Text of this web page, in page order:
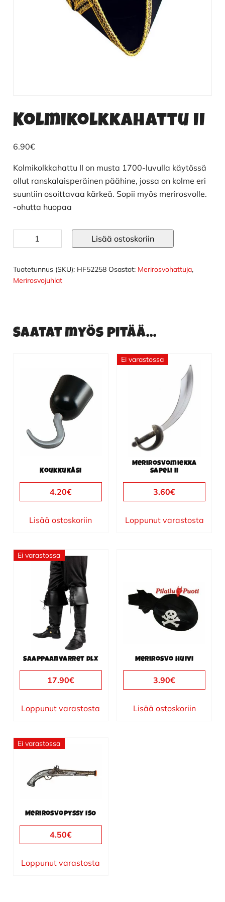
Kolmikolkkahattu II
6.90€
Kolmikolkkahattu II on musta 1700-luvulla käytössä
ollut ranskalaisperäinen päähine, jossa on kolme eri
suuntiin osoittavaa kärkeä. Sopii myös merirosvolle.
-ohutta huopaa
Kolmikolkkahattu
II
Lisää ostoskoriin
Tuotetunnus (SKU): HF52258 Osastot: Merirosvohattuja,
Merirosvojuhlat
Saatat myös pitää...
Koukkukäsi
4.20€
Lisää ostoskoriin
Ei varastossa
Merirosvomiekka
sapeli II
3.60€
Loppunut varastosta
Ei varastossa
Saappaanvarret dlx
17.90€
Loppunut varastosta
Merirosvo huivi
3.90€
Lisää ostoskoriin
Ei varastossa
Merirosvopyssy ISO
4.50€
Loppunut varastosta